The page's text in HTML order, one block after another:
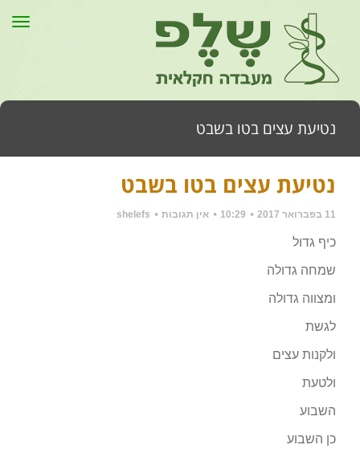
נטיעת עצים בטו בשבט
דף הבית » כללי »
נטיעת עצים בטו בשבט
11 בפברואר 2017 10:29 אין תגובות shelefs
כיף גדול
שמחה גדולה
ומצווה גדולה
לגשת
ולקנות עצים
ולטעת
השבוע
כן השבוע